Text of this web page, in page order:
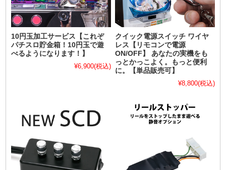
10円玉加工サービス【これぞ
パチスロ貯金箱！10円玉で遊
べるようになります！】
¥6,900(税込)
クイック電源スイッチ ワイヤ
レス【リモコンで電源
ON/OFF】 あなたの実機をも
っとかっこよく。もっと便利
に。【単品販売可】
¥8,800(税込)